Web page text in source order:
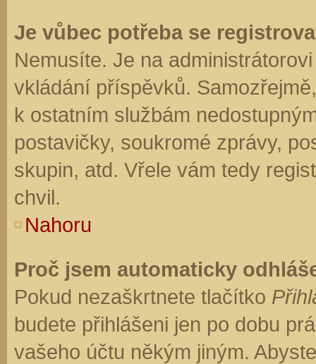
Je vůbec potřeba se
Nemusíte. Je na
vkládání příspěvků.
k ostatním službám
postavičky, soukromé zprávy,
skupin, atd. Vřele vám tedy
chvil.
Nahoru
Proč jsem automaticky
Pokud nezaškrtnete tlačítko
budete přihlášeni jen po dobu
vašeho účtu někým jiným.